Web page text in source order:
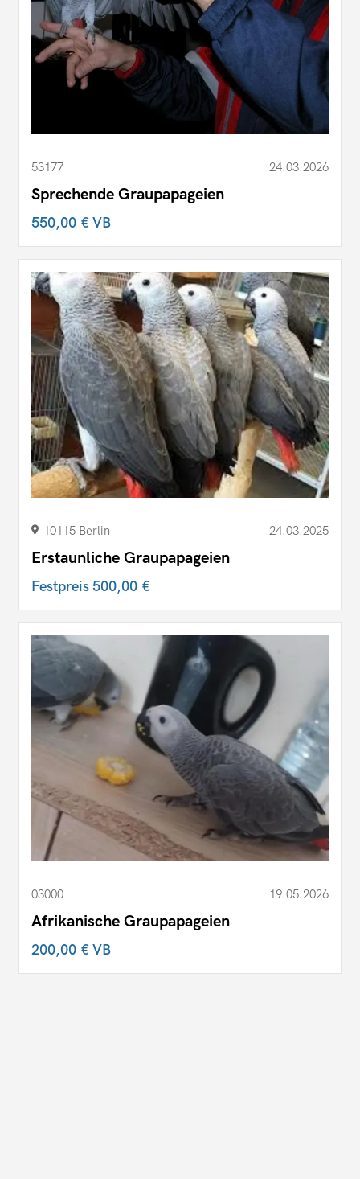
53177 24.03.2026
Sprechende Graupapageien
550,00 €VB
10115 Berlin 24.03.2025
Erstaunliche Graupapageien
Festpreis500,00 €
03000 19.05.2026
Afrikanische Graupapageien
200,00 €VB